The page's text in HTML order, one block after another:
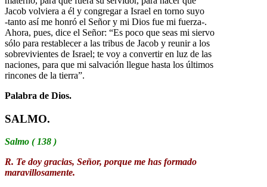
Jacob volviera a él y congregar a Israel en torno suyo
-tanto así me honró el Señor y mi Dios fue mi fuerza-.
Ahora, pues, dice el Señor: “Es poco que seas mi siervo
sólo para restablecer a las tribus de Jacob y reunir a los
sobrevivientes de Israel; te voy a convertir en luz de las
naciones, para que mi salvación llegue hasta los últimos
rincones de la tierra”.
Palabra de Dios.
SALMO.
Salmo ( 138 )
R. Te doy gracias, Señor, porque me has formado
maravillosamente.